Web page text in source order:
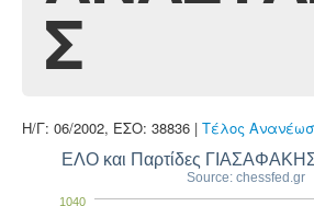
Σ
Η/Γ: 06/2002, ΕΣΟ: 38836 | Τέλος
ΕΛΟ και Παρτίδες
Source: chessfed.gr
1040